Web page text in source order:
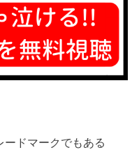
ードマークでもある